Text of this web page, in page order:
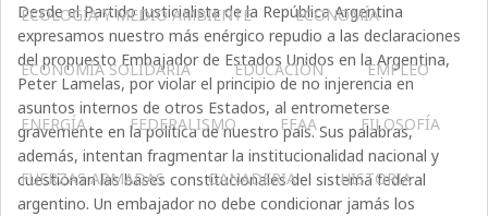
ECOLOGÍA Y MEDIO AMBIENTE ECONOMÍA
ECONOMÍA SOLIDARIA EDUCACIÓN EMPLEO
ENERGÍA FEDERALISMO FFAA FILOSOFÍA
FUERZAS ARMADAS GANADERIA HISTORIA
Desde el Partido Justicialista de la República Argentina
expresamos nuestro más enérgico repudio a las declaraciones
del propuesto Embajador de Estados Unidos en la Argentina,
Peter Lamelas, por violar el principio de no injerencia en
asuntos internos de otros Estados, al entrometerse
gravemente en la política de nuestro país. Sus palabras,
además, intentan fragmentar la institucionalidad nacional y
cuestionan las bases constitucionales del sistema federal
argentino. Un embajador no debe condicionar jamás los